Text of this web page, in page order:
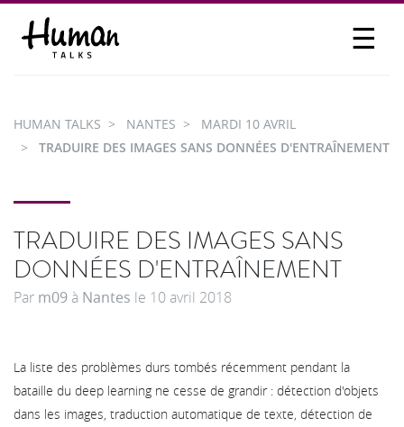
☰
PARTICIPER
HUMAN TALKS NANTES
MARDI 10 AVRIL
TRADUIRE DES IMAGES SANS DONNÉES D'ENTRAÎNEMENT
TRADUIRE DES IMAGES SANS
DONNÉES D'ENTRAÎNEMENT
Par m09 à Nantes le 10 avril 2018
La liste des problèmes durs tombés récemment pendant la
bataille du deep learning ne cesse de grandir : détection d'objets
dans les images, traduction automatique de texte, détection de